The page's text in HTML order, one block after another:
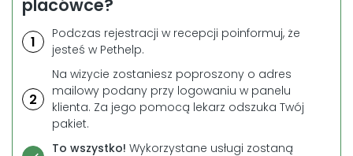
placówce?
1
Podczas rejestracji w recepcji poinformuj, że
jesteś w Pethelp.
2
Na wizycie zostaniesz poproszony o adres
mailowy podany przy logowaniu w panelu
klienta. Za jego pomocą lekarz odszuka Twój
pakiet.
To wszystko! Wykorzystane usługi zostaną